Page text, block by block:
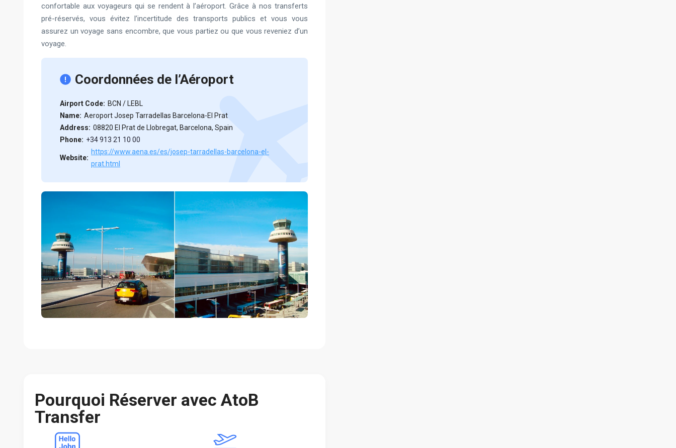
confortable aux voyageurs qui se rendent à l’aéroport. Grâce à nos transferts
pré-réservés, vous évitez l’incertitude des transports publics et vous vous
assurez un voyage sans encombre, que vous partiez ou que vous reveniez d’un
voyage.
Coordonnées de l’Aéroport
Airport Code: BCN / LEBL
Name: Aeroport Josep Tarradellas Barcelona-El Prat
Address: 08820 El Prat de Llobregat, Barcelona, Spain
Phone: +34 913 21 10 00
Website:
https://www.aena.es/es/josep-tarradellas-barcelona-el-
prat.html
Pourquoi Réserver avec AtoB
Transfer